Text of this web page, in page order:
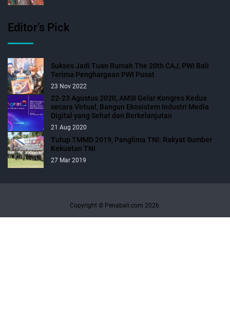
Editor’s Pick
Sukses Jadi Tuan Rumah The 20th CAJ, PWI Bali
Terima Penghargaan PWI Pusat
23 Nov 2022
22-23 Agustus 2020, AMSI Gelar Kongres Kedua
secara Virtual, Bangun Ekosistem Industri Media
Digital yang Sehat dan Berkelanjutan
21 Aug 2020
Tutup TMMD 2019, Panglima TNI: Rakyat Sumber
Kekuatan TNI
27 Mar 2019
Copyright © Penabali.com 2026.